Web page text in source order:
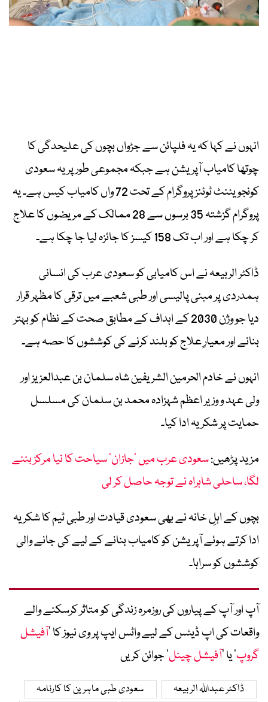
انہوں نے کہا کہ یہ فلپائن سے جڑواں بچوں کی علیحدگی کا
چوتھا کامیاب آپریشن ہے جبکہ مجموعی طور پر یہ سعودی
کونجویئنٹ ٹوئنز پروگرام کے تحت 72 واں کامیاب کیس ہے۔ یہ
پروگرام گزشتہ 35 برسوں سے 28 ممالک کے مریضوں کا علاج
کر چکا ہے اور اب تک 158 کیسز کا جائزہ لیا جا چکا ہے۔
ڈاکٹر الربیعہ نے اس کامیابی کو سعودی عرب کی انسانی
ہمدردی پر مبنی پالیسی اور طبی شعبے میں ترقی کا مظہر قرار
دیا جو وژن 2030 کے اہداف کے مطابق صحت کے نظام کو بہتر
بنانے اور معیارِ علاج کو بلند کرنے کی کوششوں کا حصہ ہے۔
انہوں نے خادم الحرمین الشریفین شاہ سلمان بن عبدالعزیز اور
ولی عہد و وزیر اعظم شہزادہ محمد بن سلمان کی مسلسل
حمایت پر شکریہ ادا کیا۔
مزید پڑھیں:سعودی عرب میں ’جازان‘ سیاحت کا نیا مرکز بننے
لگا، ساحلی شاہراہ نے توجہ حاصل کر لی
بچوں کے اہلِ خانہ نے بھی سعودی قیادت اور طبی ٹیم کا شکریہ
ادا کرتے ہوئے آپریشن کو کامیاب بنانے کے لیے کی جانے والی
کوششوں کو سراہا۔
آپ اور آپ کے پیاروں کی روزمرہ زندگی کو متاثر کرسکنے والے
واقعات کی اپ ڈیٹس کے لیے واٹس ایپ پر وی نیوز کا ’آفیشل
گروپ‘ یا ’آفیشل چینل‘ جوائن کریں
ڈاکٹر عبداللہ الربیعہ
سعودی طبی ماہرین کا کارنامہ